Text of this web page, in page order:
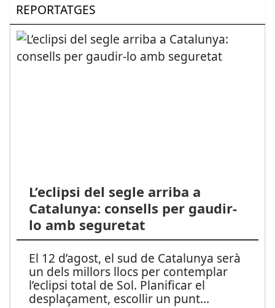
REPORTATGES
L’eclipsi del segle arriba a
Catalunya: consells per gaudir-
lo amb seguretat
El 12 d’agost, el sud de Catalunya serà
un dels millors llocs per contemplar
l’eclipsi total de Sol. Planificar el
desplaçament, escollir un punt...